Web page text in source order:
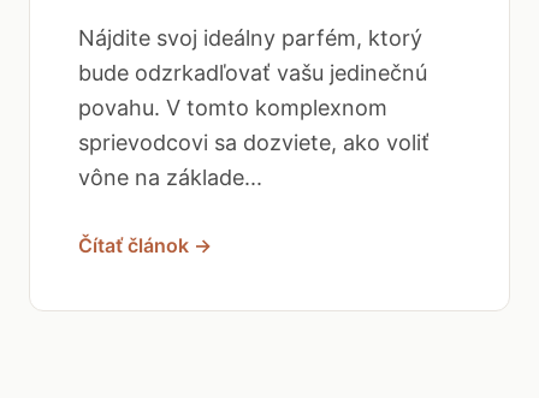
Nájdite svoj ideálny parfém, ktorý
bude odzrkadľovať vašu jedinečnú
povahu. V tomto komplexnom
sprievodcovi sa dozviete, ako voliť
vône na základe...
Čítať článok →